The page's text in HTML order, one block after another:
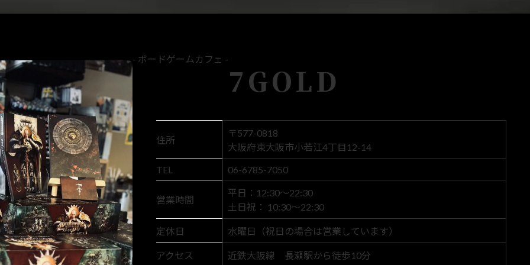
- ボードゲームカフェ -
7GOLD
住所
〒577-0818
大阪府東大阪市小若江4丁目12-14
TEL
06-6785-7050
営業時間
平日：12:30～22:30
土日祝： 10:30～22:30
定休日 水曜日（祝日の場合は営業しています）
アクセス 近鉄大阪線 長瀬駅から徒歩10分